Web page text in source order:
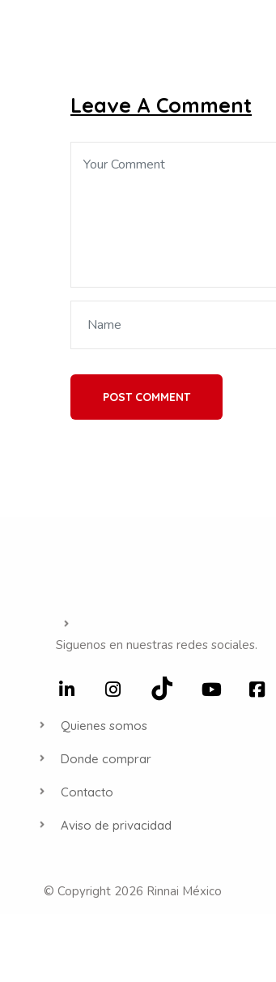
Leave A Comment
POST COMMENT
Siguenos en nuestras redes sociales.
Quienes somos
Donde comprar
Contacto
Aviso de privacidad
© Copyright 2026 Rinnai México